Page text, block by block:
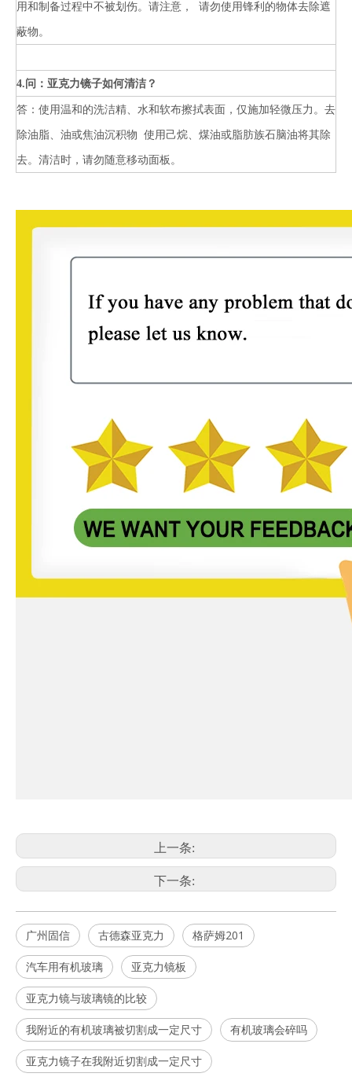
用和制备过程中不被划伤。请注意， 请勿使用锋利的物体去除遮
蔽物。
4.问：亚克力镜子如何清洁？
答：使用温和的洗洁精、水和软布擦拭表面，仅施加轻微压力。去
除油脂、油或焦油沉积物 使用己烷、煤油或脂肪族石脑油将其除
去。清洁时，请勿随意移动面板。
上一条:
下一条:
广州固信 古德森亚克力 格萨姆201
汽车用有机玻璃 亚克力镜板
亚克力镜与玻璃镜的比较
我附近的有机玻璃被切割成一定尺寸 有机玻璃会碎吗
亚克力镜子在我附近切割成一定尺寸